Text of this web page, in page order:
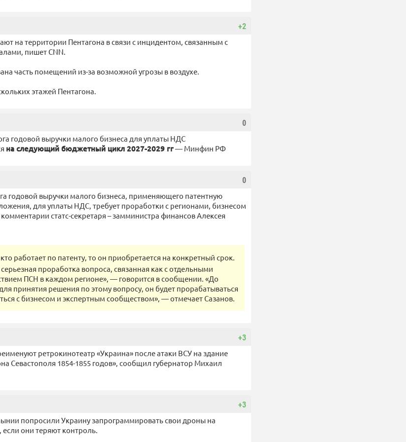
+2
на территории Пентагона в связи с инцидентом, связанным с
пишет CNN.
часть помещений из-за возможной угрозы в воздухе.
этажей Пентагона.
0
годовой выручки малого бизнеса для уплаты НДС
на следующий бюджетный цикл 2027-2029 гг— Минфин РФ
0
годовой выручки малого бизнеса, применяющего патентную
для уплаты НДС, требует проработки с регионами, бизнесом
статс-секретаря – замминистра финансов Алексея
кто работает по патенту, то он приобретается на конкретный срок.
проработка вопроса, связанная как с отдельными
ПСН в каждом регионе», — говорится в сообщении. «До
принятия решения по этому вопросу, он будет прорабатываться
с бизнесом и экспертным сообществом», — отмечает Сазанов.
+3
ретрокинотеатр «Украина» после атаки ВСУ на здание
Севастополя 1854-1855 годов», сообщил губернатор Михаил
+3
попросили Украину запрограммировать свои дроны на
они теряют контроль.